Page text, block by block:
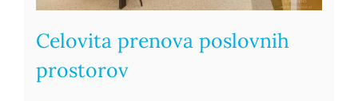
Celovita prenova poslovnih
prostorov